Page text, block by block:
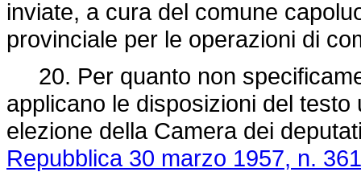
inviate, a cura del comune
provinciale per le operazioni di
20. Per quanto non
applicano le disposizioni del
elezione della Camera dei
Repubblica 30 marzo 1957, n.